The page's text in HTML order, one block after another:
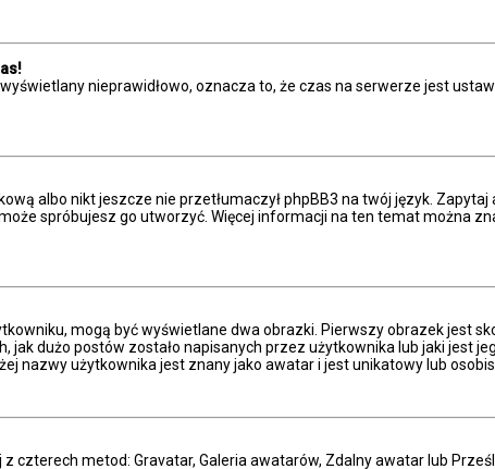
nieprawidłowo, oznacza to, że czas na serwerze jest
albo nikt jeszcze nie przetłumaczył phpBB3 na twój język.
spróbujesz go utworzyć. Więcej informacji na ten temat można
mogą być wyświetlane dwa obrazki. Pierwszy obrazek jest
dużo postów zostało napisanych przez użytkownika lub jaki jest
nazwy użytkownika jest znany jako awatar i jest unikatowy lub
czterech metod: Gravatar, Galeria awatarów, Zdalny awatar lub